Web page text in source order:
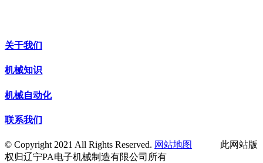
关于我们
机械知识
机械自动化
联系我们
© Copyright 2021 All Rights Reserved. 网站地图
此网站版
权归辽宁PA电子机械制造有限公司所有